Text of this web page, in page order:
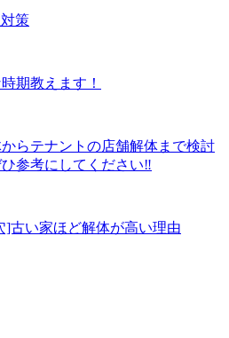
策
期教えます！
らテナントの店舗解体まで検討
参考にしてください‼️
]古い家ほど解体が高い理由